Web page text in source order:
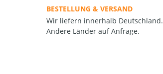
BESTELLUNG & VERSAND
Wir liefern innerhalb Deutschland.
Andere Länder auf Anfrage.